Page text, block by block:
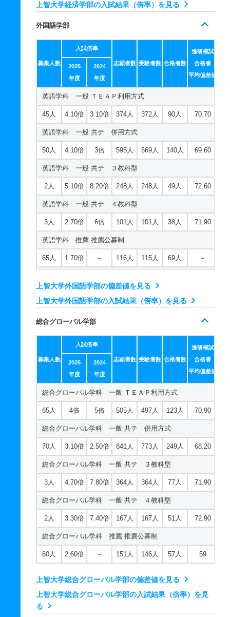
20人 3.90倍 4.60倍 172人 170人 44人
新聞学科 一般 共テ 併用方式
2.40倍 3.10倍
新聞学科 一般 共テ ３教科型
4.50倍 7.90倍 71.10
新聞学科 一般 共テ ４教科型
3人 2.50倍 4.10倍 92人 92人 37人 69.10
新聞学科 推薦 推薦公募制
40人 3.10倍 － 88人 87人 28人 －
2.50倍 8.70倍 62.70
看護学科 推薦 推薦公募制
20人 1.60倍 － 44人 44人 28人 －
地球環境法学科 推薦 推薦公募制
11人 3.40倍 －
経営学科 一般 共テ 併用方式数学選択
4.20倍 4.40倍
経営学科 一般 共テ 併用方式英語選択
85人 4.20倍 4.40倍 1936人 1867人 447人 70.40
経営学科 一般 共テ ３教科型
5人 4.80倍 8.20倍 497人 497人 103人 70.70
経営学科 一般 共テ ４教科型
15人 3倍 5.20倍 457人 457人 154人 71.50
経営学科 推薦 推薦公募制
27人 4.10倍 － 96人 94人 23人 －
上智大学経済学部の入試結果（倍率）を見る
外国語学部
募集人数
入試倍率
志願者数 受験者数 合格者数
進研模試
合格者
平均偏差値
2025
年度
2024
年度
英語学科 一般 ＴＥＡＰ利用方式
45人 4.10倍 3.10倍 374人 372人 90人 70.70
英語学科 一般 共テ 併用方式
50人 4.10倍 3倍 595人 569人 140人 69.60
英語学科 一般 共テ ３教科型
2人 5.10倍 8.20倍 248人 248人 49人 72.60
英語学科 一般 共テ ４教科型
3人 2.70倍 6倍 101人 101人 38人 71.90
英語学科 推薦 推薦公募制
65人 1.70倍 － 116人 115人 69人 －
ドイツ語学科 一般 共テ ３教科型
6.40倍 8.20倍
ドイツ語学科 一般 共テ ４教科型
2人 3.80倍 4.40倍 60人 60人 16人 71.80
ドイツ語学科 推薦 推薦公募制
17人 1.20倍 － 26人 26人 21人 －
フランス語学科 一般 ＴＥＡＰ利用方式
18人 3.40倍 3.10倍 170人 169人 50人 67.20
フランス語学科 一般 共テ 併用方式
23人 2.50倍 3倍 301人 293人 116人 65.70
フランス語学科 一般 共テ ３教科型
3人 3.60倍 5.20倍 107人 107人 30人 68.10
フランス語学科 一般 共テ ４教科型
2人 2.50倍 2.70倍 56人 56人 22人
フランス語学科 推薦 推薦公募制
上智大学外国語学部の偏差値を見る
上智大学外国語学部の入試結果（倍率）を見る
総合グローバル学部
募集人数
入試倍率
志願者数 受験者数 合格者数
進研模試
合格者
平均偏差値
2025
年度
2024
年度
総合グローバル学科 一般 ＴＥＡＰ利用方式
65人 4倍 5倍 505人 497人 123人 70.90
総合グローバル学科 一般 共テ 併用方式
70人 3.10倍 2.50倍 841人 773人 249人 68.20
総合グローバル学科 一般 共テ ３教科型
3人 4.70倍 7.80倍 364人 364人 77人 71.90
総合グローバル学科 一般 共テ ４教科型
2人 3.30倍 7.40倍 167人 167人 51人 72.90
総合グローバル学科 推薦 推薦公募制
60人 2.60倍 － 151人 146人 57人 59
上智大学総合グローバル学部の偏差値を見る
上智大学総合グローバル学部の入試結果（倍率）を見
る